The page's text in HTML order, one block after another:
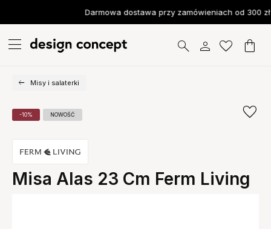
Darmowa dostawa przy zamówieniach od 300 zł
Misy i salaterki
-10% NOWOŚĆ
Misa Alas 23 Cm Ferm Living